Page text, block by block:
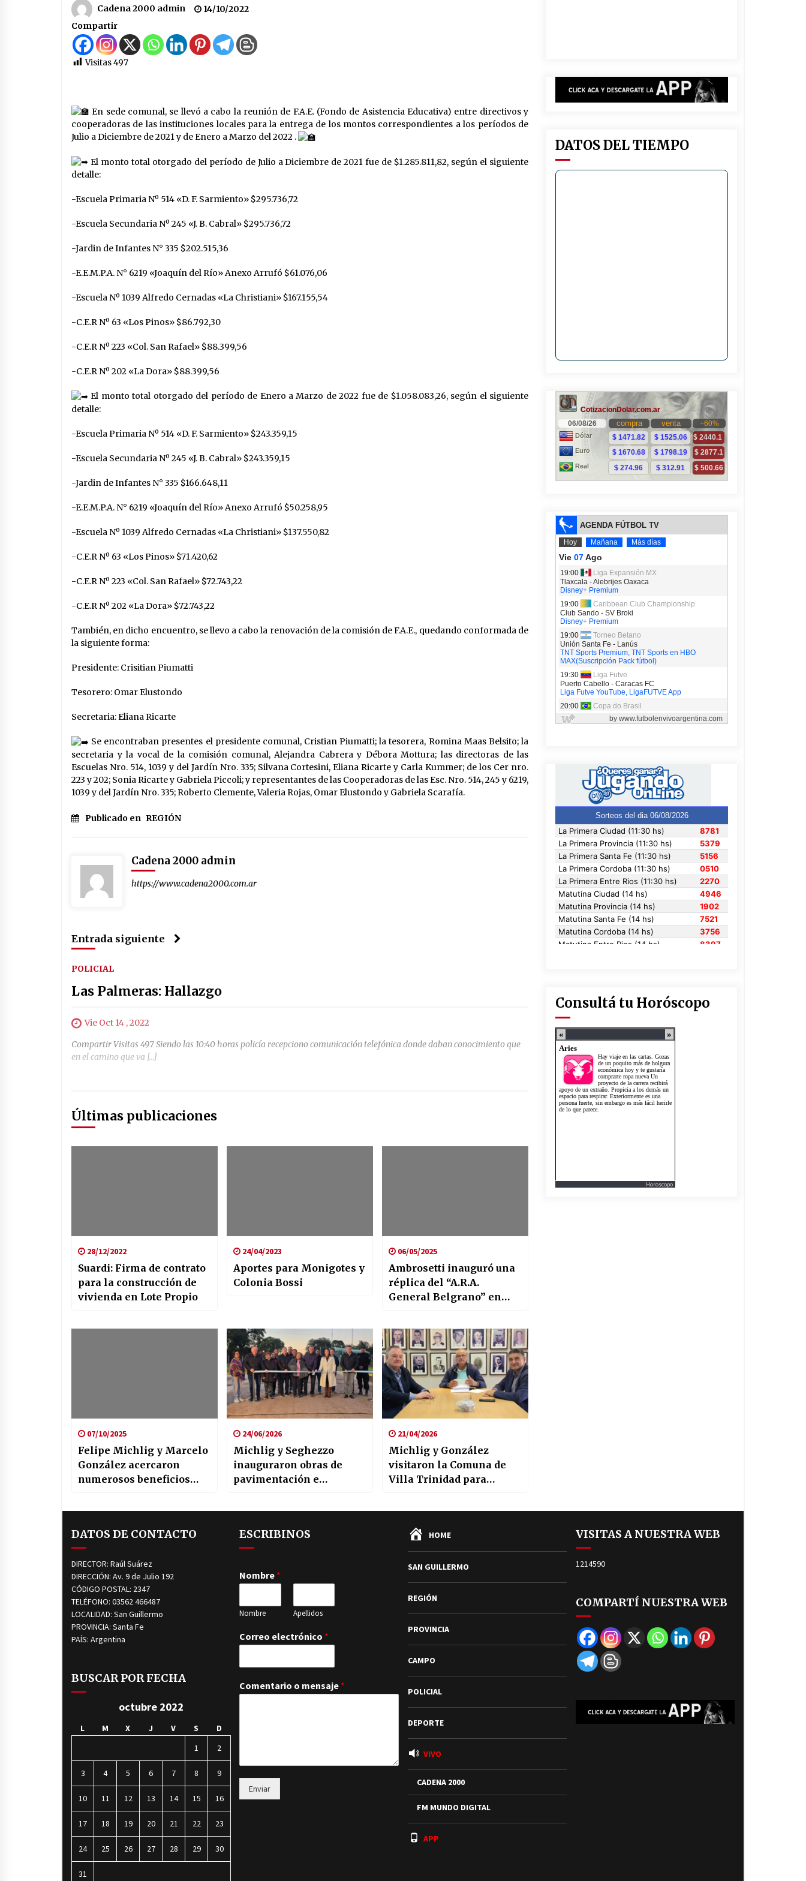
una moto
05/08/2026
Arrufó fue sede de una Jornada de
Capacitación del programa
provincial «Crecer Capacita»
Fondo de Asistencia Educativa por
$26 millones
03/08/2026
destrabar
03/08/2026
Brinkmann: Falleció el hombre que
permanecía internado tras un
Cadena 2000 admin
14/10/2022
Compartir
Visitas497
En sede comunal, se llevó a cabo la reunión de F.A.E. (Fondo de Asistencia Educativa) entre directivos y
cooperadoras de las instituciones locales para la entrega de los montos correspondientes a los períodos de
Julio a Diciembre de 2021 y de Enero a Marzo del 2022 .
El monto total otorgado del período de Julio a Diciembre de 2021 fue de $1.285.811,82, según el siguiente
detalle:
-Escuela Primaria Nº 514 «D. F. Sarmiento» $295.736,72
-Escuela Secundaria Nº 245 «J.B. Cabral» $295.736,72
-Jardin de Infantes N° 335 $202.515,36
-E.E.M.P.A. N° 6219 «Joaquín del Río» Anexo Arrufó $61.076,06
-Escuela Nº 1039 Alfredo Cernadas «La Christiani» $167.155,54
-C.E.R Nº 63 «Los Pinos» $86.792,30
-C.E.R Nº 223 «Col. San Rafael» $88.399,56
-C.E.R Nº 202 «La Dora» $88.399,56
El monto total otorgado del período de Enero a Marzo de 2022 fue de $1.058.083,26, según el siguiente
detalle:
-Escuela Primaria Nº 514 «D. F. Sarmiento» $243.359,15
-Escuela Secundaria Nº 245 «J. B. Cabral» $243.359,15
-Jardin de Infantes N° 335 $166.648,11
-E.E.M.P.A. N° 6219 «Joaquín del Río» Anexo Arrufó $50.258,95
-Escuela Nº 1039 Alfredo Cernadas «La Christiani» $137.550,82
-C.E.R Nº 63 «Los Pinos» $71.420,62
-C.E.R Nº 223 «Col. San Rafael» $72.743,22
-C.E.R Nº 202 «La Dora» $72.743,22
También, en dicho encuentro, se llevo a cabo la renovación de la comisión de F.A.E., quedando conformada de
la siguiente forma:
Presidente: Crisitian Piumatti
Tesorero: Omar Elustondo
Secretaria: Eliana Ricarte
Se encontraban presentes el presidente comunal, Cristian Piumatti; la tesorera, Romina Maas Belsito; la
secretaria y la vocal de la comisión comunal, Alejandra Cabrera y Débora Mottura; las directoras de las
Escuelas Nro. 514, 1039 y del Jardín Nro. 335; Silvana Cortesini, Eliana Ricarte y Carla Kummer; de los Cer nro.
223 y 202; Sonia Ricarte y Gabriela Piccoli; y representantes de las Cooperadoras de las Esc. Nro. 514, 245 y 6219,
1039 y del Jardín Nro. 335; Roberto Clemente, Valeria Rojas, Omar Elustondo y Gabriela Scarafía.
Publicado en REGIÓN
Cadena 2000 admin
https://www.cadena2000.com.ar
Entrada siguiente
POLICIAL
Las Palmeras: Hallazgo
Vie Oct 14 , 2022
Compartir Visitas 497 Siendo las 10:40 horas policía recepciono comunicación telefónica donde daban conocimiento que
en el camino que va […]
Últimas publicaciones
28/12/2022
Suardi: Firma de contrato
para la construcción de
vivienda en Lote Propio
24/04/2023
Aportes para Monigotes y
Colonia Bossi
06/05/2025
Ambrosetti inauguró una
réplica del “A.R.A.
General Belgrano” en
07/10/2025
Felipe Michlig y Marcelo
González acercaron
numerosos beneficios
24/06/2026
Michlig y Seghezzo
inauguraron obras de
pavimentación e
21/04/2026
Michlig y González
visitaron la Comuna de
Villa Trinidad para
localidad
DATOS DEL TIEMPO
Consultá tu Horóscopo
Horoscopo
DATOS DE CONTACTO
DIRECTOR: Raúl Suárez
DIRECCIÓN: Av. 9 de Julio 192
CÓDIGO POSTAL: 2347
TELÉFONO: 03562 466487
LOCALIDAD: San Guillermo
PROVINCIA: Santa Fe
PAÍS: Argentina
BUSCAR POR FECHA
octubre 2022
L M X J V S
D
1
2
3 4 5 6 7 8 9
10 11 12 13 14 15 16
17 18 19 20 21 22 23
24 25 26 27 28 29 30
31
ESCRIBINOS
Nombre *
Nombre Apellidos
Correo electrónico *
Comentario o mensaje *
Enviar
HOME
SAN GUILLERMO
REGIÓN
PROVINCIA
CAMPO
POLICIAL
DEPORTE
VIVO
CADENA 2000
FM MUNDO DIGITAL
APP
VISITAS A NUESTRA WEB
1214590
COMPARTÍ NUESTRA WEB